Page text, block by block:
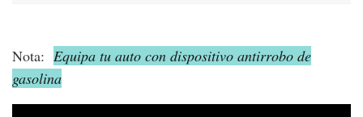
Nota: Equipa tu auto con dispositivo antirrobo de
gasolina